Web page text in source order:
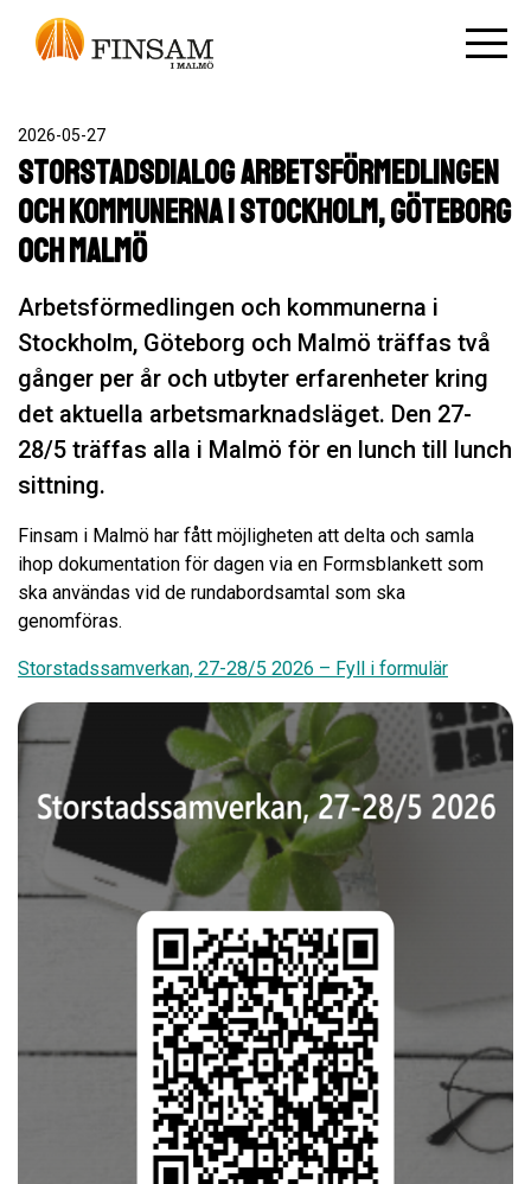
2026-05-27
Storstadsdialog Arbetsförmedlingen
och kommunerna i Stockholm, Göteborg
och Malmö
Arbetsförmedlingen och kommunerna i
Stockholm, Göteborg och Malmö träffas två
gånger per år och utbyter erfarenheter kring
det aktuella arbetsmarknadsläget. Den 27-
28/5 träffas alla i Malmö för en lunch till lunch
sittning.
Finsam i Malmö har fått möjligheten att delta och samla
ihop dokumentation för dagen via en Formsblankett som
ska användas vid de rundabordsamtal som ska
genomföras.
Storstadssamverkan, 27-28/5 2026 – Fyll i formulär